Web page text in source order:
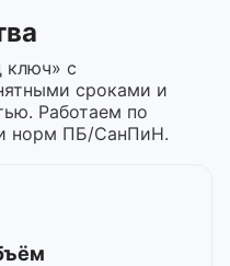
ключ» с
сроками и
Работаем по
норм ПБ/СанПиН.